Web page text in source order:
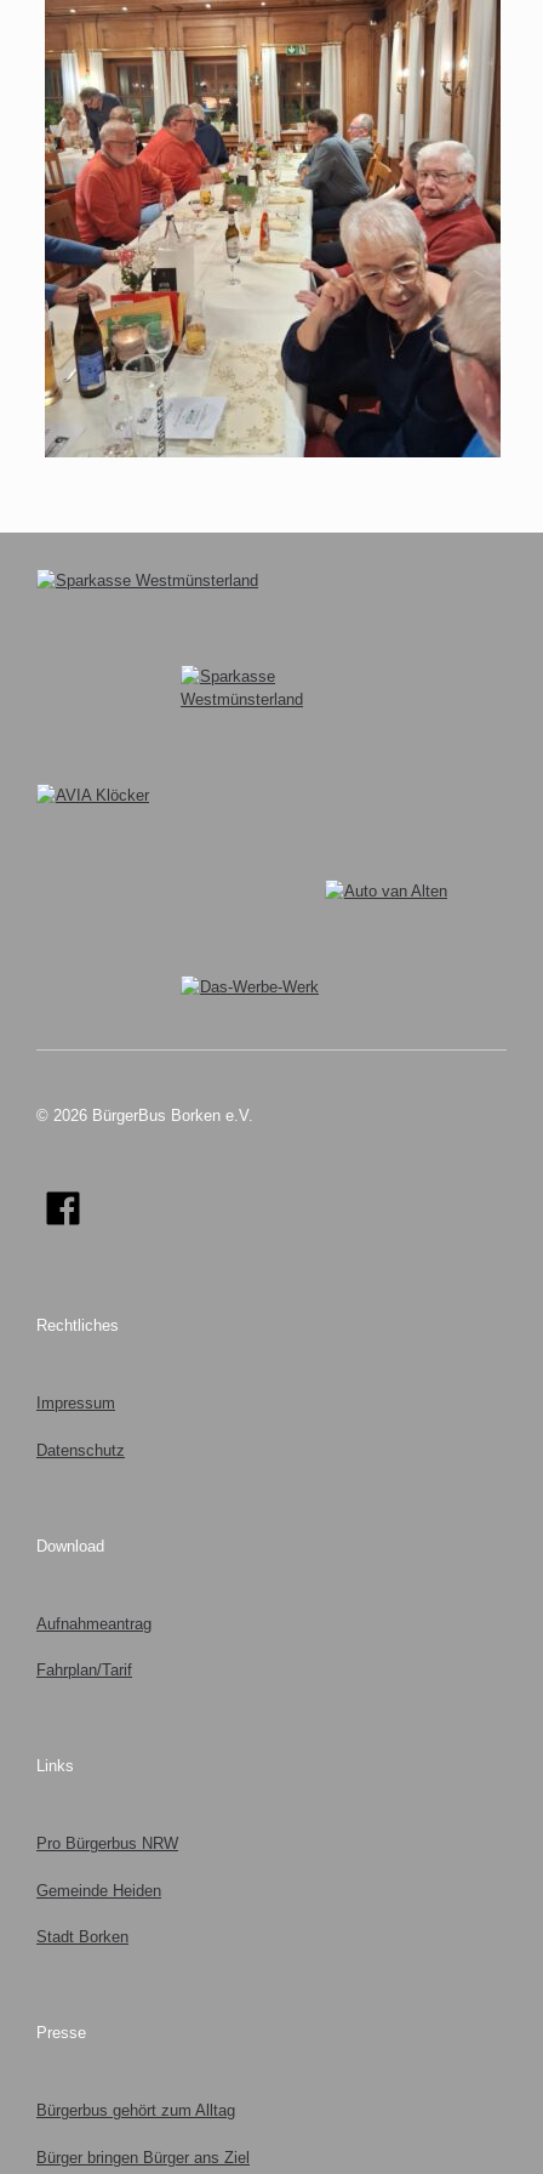
© 2026 BürgerBus Borken e.V.
Rechtliches
Impressum
Datenschutz
Download
Aufnahmeantrag
Fahrplan/Tarif
Links
Pro Bürgerbus NRW
Gemeinde Heiden
Stadt Borken
Presse
Bürgerbus gehört zum Alltag
Bürger bringen Bürger ans Ziel